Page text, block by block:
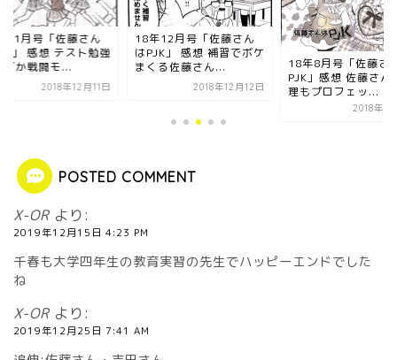
11月号「佐藤さん
」 感想 テスト勉強
ぜか戦闘モ...
2018年12月11日
18年12月号「佐藤さん
はPJK」 感想 補習でボケ
まくる佐藤さん...
2018年12月12日
18年8月号「佐藤さ
PJK」感想 佐藤さん
理もプロフェッ...
2018年7
POSTED COMMENT
X-OR より:
2019年12月15日 4:23 PM
千春も大学四年生の教育実習の先生でハッピーエンドでした
ね
X-OR より:
2019年12月25日 7:41 AM